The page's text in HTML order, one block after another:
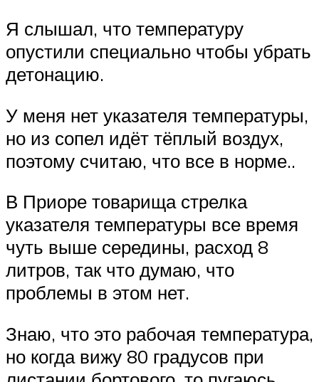
Я слышал, что температуру
опустили специально чтобы убрать
детонацию.
У меня нет указателя температуры,
но из сопел идёт тёплый воздух,
поэтому считаю, что все в норме..
В Приоре товарища стрелка
указателя температуры все время
чуть выше середины, расход 8
литров, так что думаю, что
проблемы в этом нет.
Знаю, что это рабочая температура,
но когда вижу 80 градусов при